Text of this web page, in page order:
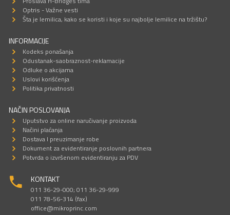
Optris - Važne vesti
Šta je lemilica, kako se koristi i koje su najbolje lemilice na tržištu?
INFORMACIJE
Kodeks ponašanja
Odustanak-saobraznost-reklamacije
Odluke o akcijama
Uslovi korišćenja
Politika privatnosti
NAČIN POSLOVANJA
Uputstvo za online naručivanje proizvoda
Načini plaćanja
Dostava I preuzimanje robe
Dokument za evidentiranje poslovnih partnera
Potvrda o izvršenom evidentiranju za PDV
KONTAKT
011 36-29-000; 011 36-29-999
011 78-56-314 (fax)
office@mikroprinc.com